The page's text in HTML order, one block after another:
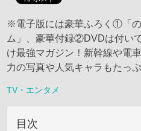
※電子版には豪華ふろく①「
ム」、豪華付録②DVDは付い
け最強マガジン！新幹線や電
力の写真や人気キャラもたっ
TV・エンタメ
目次